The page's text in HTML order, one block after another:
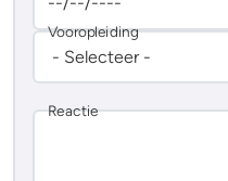
Vooropleiding
Reactie